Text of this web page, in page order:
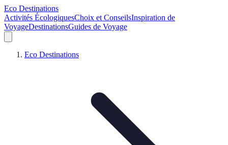
Eco Destinations
Activités ÉcologiquesChoix et ConseilsInspiration de
VoyageDestinationsGuides de Voyage
Eco Destinations